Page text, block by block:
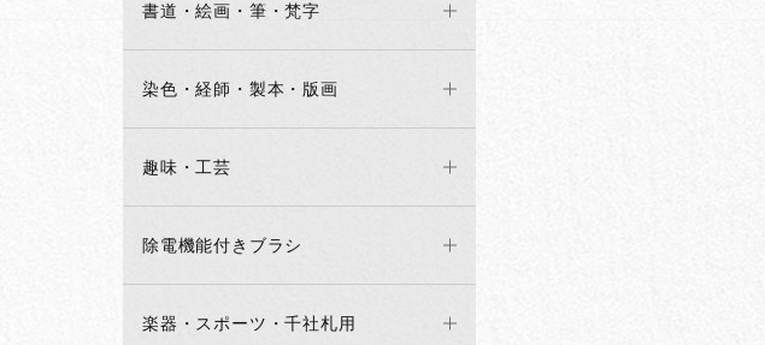
書道・絵画・筆・梵字
染色・経師・製本・版画
趣味・工芸
除電機能付きブラシ
楽器・スポーツ・千社札用